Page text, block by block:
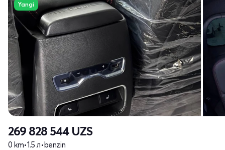
Yangi
269 828 544 UZS
0 km•1.5 л•benzin